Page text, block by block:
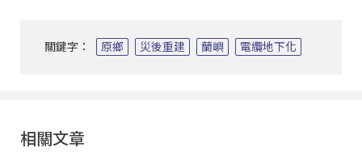
關鍵字： 原鄉 災後重建 蘭嶼 電纜地下化
相關文章